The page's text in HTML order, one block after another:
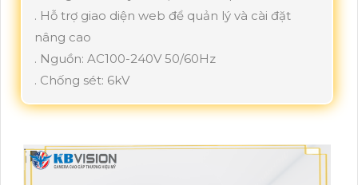
. Hỗ trợ giao diện web để quản lý và cài đặt
nâng cao
. Nguồn: AC100-240V 50/60Hz
. Chống sét: 6kV